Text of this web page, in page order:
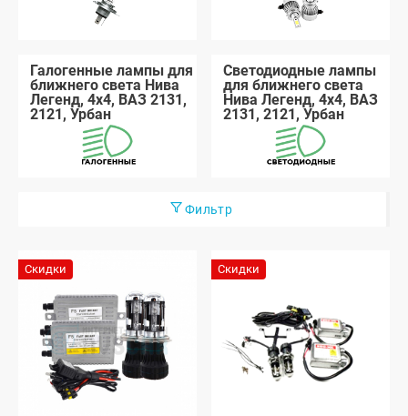
Галогенные лампы для
ближнего света Нива
Легенд, 4x4, ВАЗ 2131,
2121, Урбан
Светодиодные лампы
для ближнего света
Нива Легенд, 4x4, ВАЗ
2131, 2121, Урбан
Фильтр
Скидки Скидки